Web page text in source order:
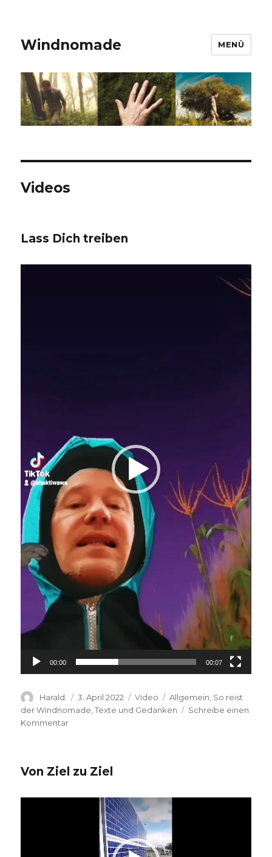
Windnomade MENÜ
Videos
Lass Dich treiben
00:00 00:07
Autor
Harald.
Veröffentlicht
am
3. April 2022 Format
Video Kategorien
Allgemein, So reist
der Windnomade,Texte und Gedanken
Schreibe einen
Kommentarzu
Von Ziel zu Ziel